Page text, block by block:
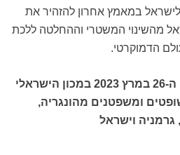
במאמץ אחרון להזהיר את
מהשינוי המשטרי וההחלטה ללכת
הדמוקרטי.
הכנס יתקיים ביום ראשון, ה-26 במרץ 2023 במכון הישראלי
ומשפטנים מהונגריה,
גרמניה וישראל